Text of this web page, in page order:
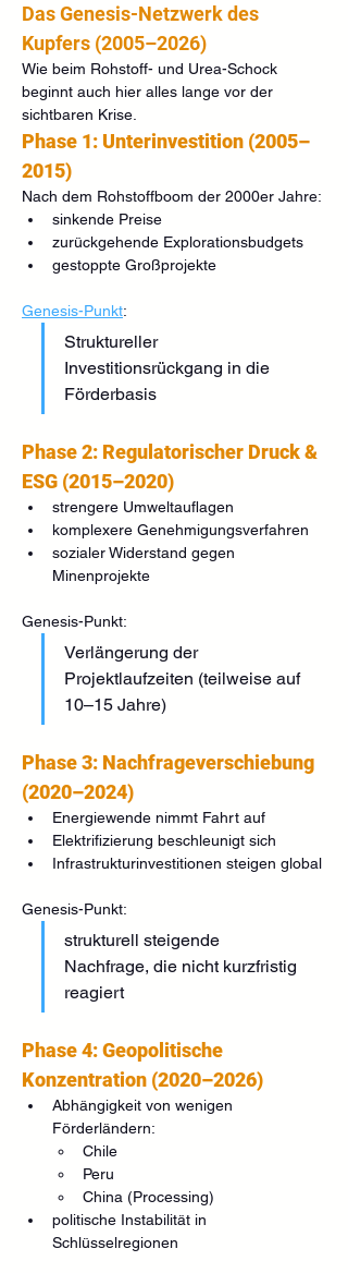
Das Genesis-Netzwerk des
Kupfers (2005–2026)
Wie beim Rohstoff- und Urea-Schock
beginnt auch hier alles lange vor der
sichtbaren Krise.
Phase 1: Unterinvestition (2005–
2015)
Nach dem Rohstoffboom der 2000er Jahre:
sinkende Preise
zurückgehende Explorationsbudgets
gestoppte Großprojekte
Genesis-Punkt:
Struktureller
Investitionsrückgang in die
Förderbasis
Phase 2: Regulatorischer Druck &
ESG (2015–2020)
strengere Umweltauflagen
komplexere Genehmigungsverfahren
sozialer Widerstand gegen
Minenprojekte
Genesis-Punkt:
Verlängerung der
Projektlaufzeiten (teilweise auf
10–15 Jahre)
Phase 3: Nachfrageverschiebung
(2020–2024)
Energiewende nimmt Fahrt auf
Elektrifizierung beschleunigt sich
Infrastrukturinvestitionen steigen global
Genesis-Punkt:
strukturell steigende
Nachfrage, die nicht kurzfristig
reagiert
Phase 4: Geopolitische
Konzentration (2020–2026)
Abhängigkeit von wenigen
Förderländern:
Chile
Peru
China (Processing)
politische Instabilität in
Schlüsselregionen